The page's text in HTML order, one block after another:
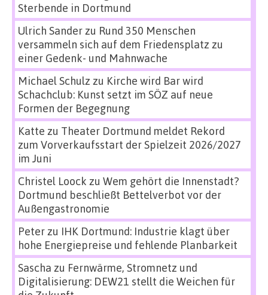
Sterbende in Dortmund
Ulrich Sanderzu Rund 350 Menschen
versammeln sich auf dem Friedensplatz zu
einer Gedenk- und Mahnwache
Michael Schulz zu Kirche wird Bar wird
Schachclub: Kunst setzt im SÖZ auf neue
Formen der Begegnung
Katte zu Theater Dortmund meldet Rekord
zum Vorverkaufsstart der Spielzeit 2026/2027
im Juni
Christel Loock zu Wem gehört die Innenstadt?
Dortmund beschließt Bettelverbot vor der
Außengastronomie
Peterzu IHK Dortmund: Industrie klagt über
hohe Energiepreise und fehlende Planbarkeit
Sascha zu Fernwärme, Stromnetz und
Digitalisierung: DEW21 stellt die Weichen für